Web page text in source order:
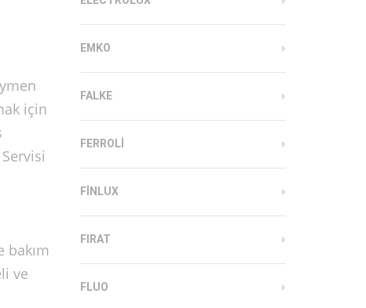
için
bakım
ve
EMKO
FALKE
FERROLI
FINLUX
FIRAT
FLUO